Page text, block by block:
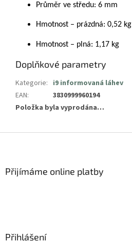
Průměr ve středu: 6 mm
Hmotnost – prázdná: 0,52 kg
Hmotnost – plná: 1,17 kg
Doplňkové parametry
Kategorie: i9 informovaná láhev
EAN:
3830999960194
Položka byla vyprodána…
Přijímáme online platby
Přihlášení